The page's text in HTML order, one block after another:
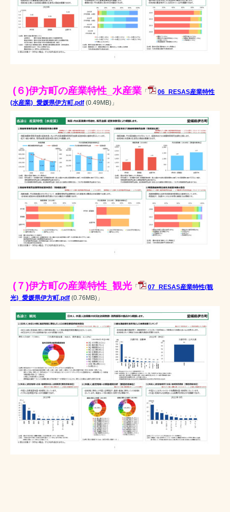
(６)伊方町の産業特性_水産業 「
06_RESAS産業特性
(水産業)_愛媛県伊方町.pdf (0.49MB) 」
(７)伊方町の産業特性_観光 「
07_RESAS産業特性(観
光)_愛媛県伊方町.pdf (0.76MB) 」